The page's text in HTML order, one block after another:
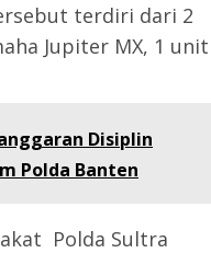
terdiri dari 2
Jupiter MX, 1 unit
Disiplin
Polda Banten
Polda Sultra